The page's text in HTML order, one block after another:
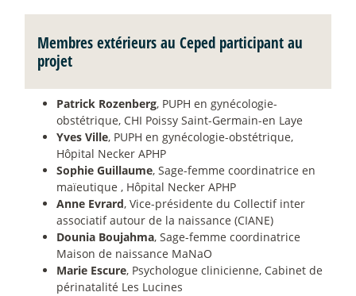
Membres extérieurs au Ceped participant au
projet
Patrick Rozenberg, PUPH en gynécologie-
obstétrique, CHI Poissy Saint-Germain-en Laye
Yves Ville, PUPH en gynécologie-obstétrique,
Hôpital Necker APHP
Sophie Guillaume, Sage-femme coordinatrice en
maïeutique , Hôpital Necker APHP
Anne Evrard, Vice-présidente du Collectif inter
associatif autour de la naissance (CIANE)
Dounia Boujahma, Sage-femme coordinatrice
Maison de naissance MaNaO
Marie Escure, Psychologue clinicienne, Cabinet de
périnatalité Les Lucines